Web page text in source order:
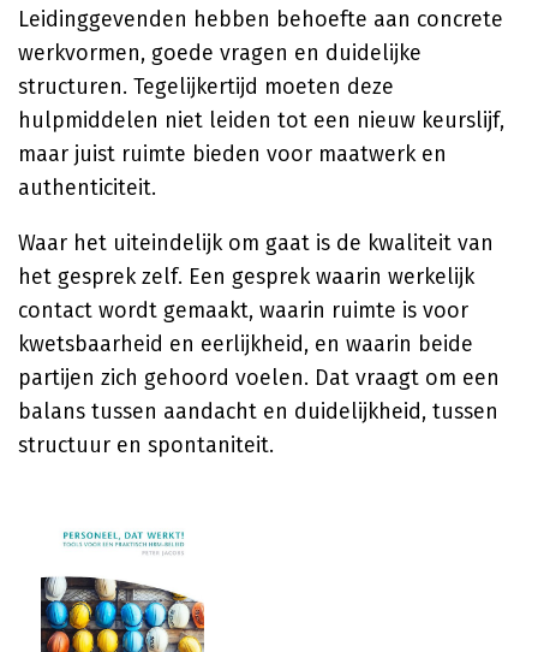
Leidinggevenden hebben behoefte aan concrete
werkvormen, goede vragen en duidelijke
structuren. Tegelijkertijd moeten deze
hulpmiddelen niet leiden tot een nieuw keurslijf,
maar juist ruimte bieden voor maatwerk en
authenticiteit.
Waar het uiteindelijk om gaat is de kwaliteit van
het gesprek zelf. Een gesprek waarin werkelijk
contact wordt gemaakt, waarin ruimte is voor
kwetsbaarheid en eerlijkheid, en waarin beide
partijen zich gehoord voelen. Dat vraagt om een
balans tussen aandacht en duidelijkheid, tussen
structuur en spontaniteit.